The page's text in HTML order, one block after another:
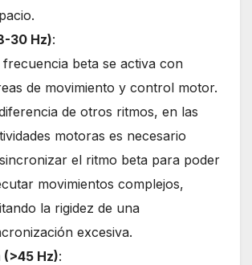
30 Hz):
frecuencia beta se activa con
de movimiento y control motor.
de otros ritmos, en las
motoras es necesario
el ritmo beta para poder
movimientos complejos,
la rigidez de una
excesiva.
(>45 Hz):